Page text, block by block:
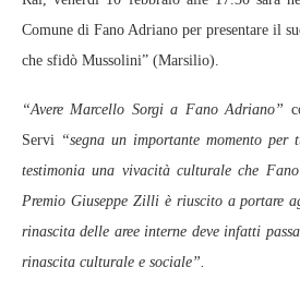
Comune di Fano Adriano per presentare il
che sfidò Mussolini” (Marsilio).
“Avere Marcello Sorgi a Fano Adriano”
Servi “segna un importante momento
testimonia una vivacità culturale che
Premio Giuseppe Zilli è riuscito a portare
rinascita delle aree interne deve infatti
rinascita culturale e sociale”.